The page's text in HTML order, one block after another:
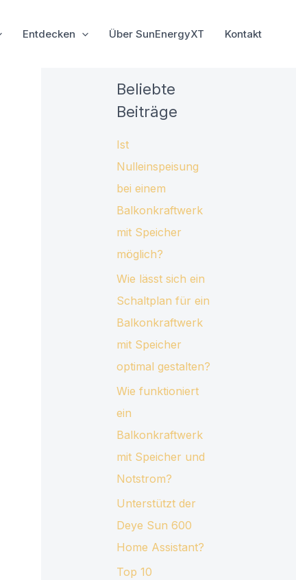
Entdecken Über SunEnergyXT Kontakt
Beliebte
Beiträge
Ist
Nulleinspeisung
bei einem
Balkonkraftwerk
mit Speicher
möglich?
Wie lässt sich ein
Schaltplan für ein
Balkonkraftwerk
mit Speicher
optimal gestalten?
Wie funktioniert
ein
Balkonkraftwerk
mit Speicher und
Notstrom?
Unterstützt der
Deye Sun 600
Home Assistant?
Top 10